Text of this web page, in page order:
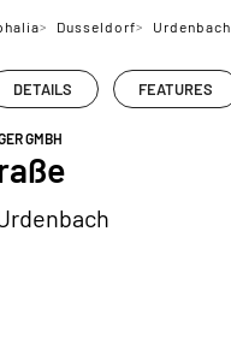
> Dusseldorf> Urdenbach
DETAILS FEATURES
GMBH